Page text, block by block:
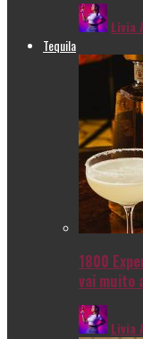
Livia
Tequila
1800
vai muito
Livia